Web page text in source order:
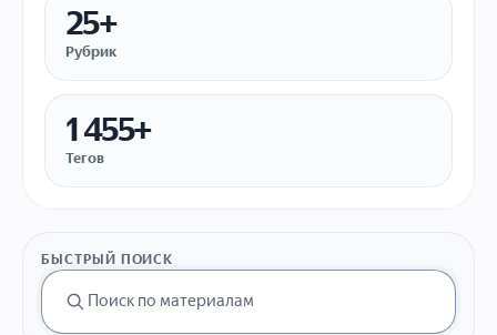
25+
Рубрик
1 455+
Тегов
БЫСТРЫЙ ПОИСК